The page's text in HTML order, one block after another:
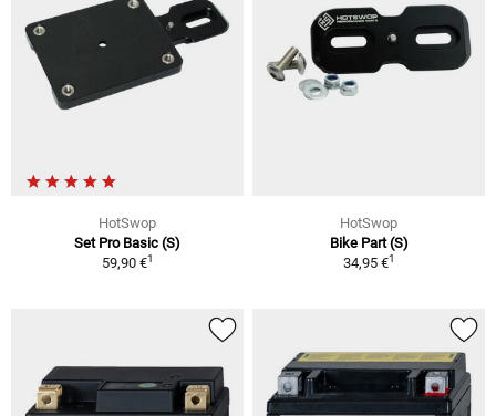
HotSwop
Set Pro Basic (S)
59,90 €1
HotSwop
Bike Part (S)
34,95 €1